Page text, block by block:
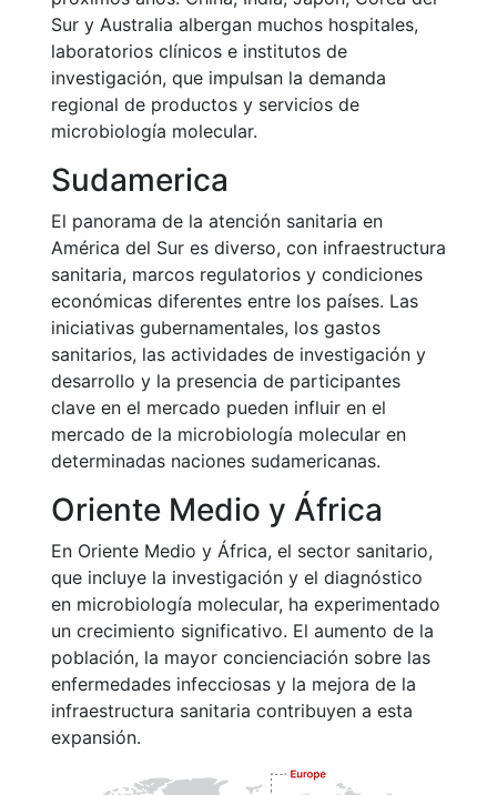
Sur y Australia albergan muchos hospitales,
laboratorios clínicos e institutos de
investigación, que impulsan la demanda
regional de productos y servicios de
microbiología molecular.
Sudamerica
El panorama de la atención sanitaria en
América del Sur es diverso, con infraestructura
sanitaria, marcos regulatorios y condiciones
económicas diferentes entre los países. Las
iniciativas gubernamentales, los gastos
sanitarios, las actividades de investigación y
desarrollo y la presencia de participantes
clave en el mercado pueden influir en el
mercado de la microbiología molecular en
determinadas naciones sudamericanas.
Oriente Medio y África
En Oriente Medio y África, el sector sanitario,
que incluye la investigación y el diagnóstico
en microbiología molecular, ha experimentado
un crecimiento significativo. El aumento de la
población, la mayor concienciación sobre las
enfermedades infecciosas y la mejora de la
infraestructura sanitaria contribuyen a esta
expansión.